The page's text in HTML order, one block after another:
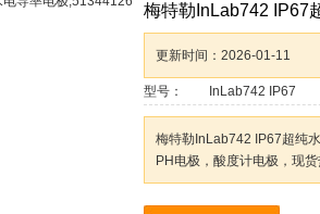
梅特勒InLab742 IP67
更新时间： 2026-01-11
型号： InLab742 IP67
梅特勒InLab742 IP67超纯
PH电极，酸度计电极，现